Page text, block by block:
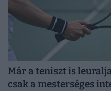
Már a teniszt is
csak a mesterséges